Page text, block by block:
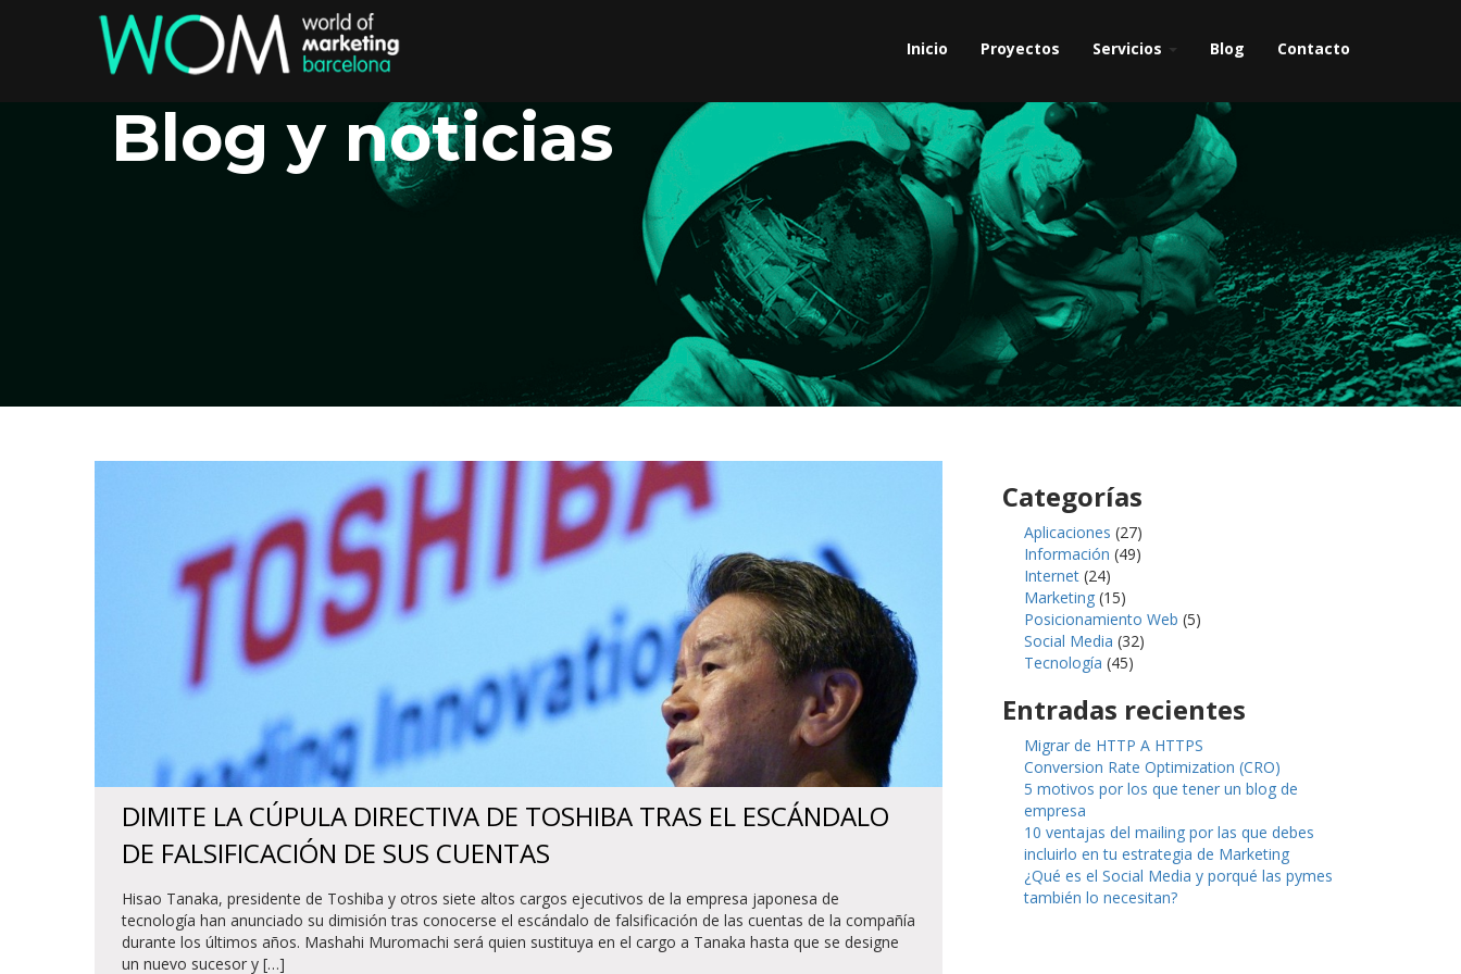
Inicio Proyectos Servicios Blog Contacto
Blog y noticias
DIMITE LA CÚPULA DIRECTIVA DE TOSHIBA TRAS EL ESCÁNDALO
DE FALSIFICACIÓN DE SUS CUENTAS
Hisao Tanaka, presidente de Toshiba y otros siete altos cargos ejecutivos de la empresa japonesa de
tecnología han anunciado su dimisión tras conocerse el escándalo de falsificación de las cuentas de la compañía
durante los últimos años. Mashahi Muromachi será quien sustituya en el cargo a Tanaka hasta que se designe
un nuevo sucesor y […]
Categorías
Aplicaciones (27)
Información (49)
Internet (24)
Marketing (15)
Posicionamiento Web (5)
Social Media (32)
Tecnología (45)
Entradas recientes
Migrar de HTTP A HTTPS
Conversion Rate Optimization (CRO)
5 motivos por los que tener un blog de
empresa
10 ventajas del mailing por las que debes
incluirlo en tu estrategia de Marketing
¿Qué es el Social Media y porqué las pymes
también lo necesitan?